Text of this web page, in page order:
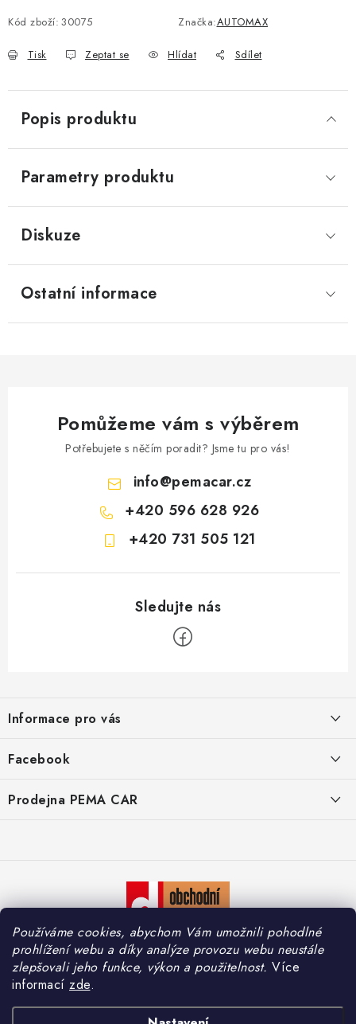
Používáme cookies, abychom Vám umožnili pohodlné
prohlížení webu a díky analýze provozu webu neustále
zlepšovali jeho funkce, výkon a použitelnost. Více
informací zde.
Kód zboží: 30075 Značka:AUTOMAX
Tisk Zeptat se Hlídat Sdílet
Popis produktu
Parametry produktu
Diskuze
Ostatní informace
Pomůžeme vám s výběrem
Potřebujete s něčím poradit? Jsme tu pro vás!
info@pemacar.cz
+420 596 628 926
+420 731 505 121
p
a
Informace pro vás
Zásady zpracování osobních údajů
Facebook
Prodejna PEMA CAR
Po – Pá: 7:30 – 16:00
So – Ne: Zavřeno
PEMA CAR s.r.o.. Všechna práva vyhrazena.